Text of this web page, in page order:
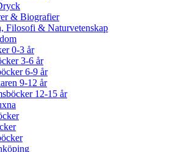
& Biografier
Filosofi & Naturvetenskap
0-3 år
3-6 år
6-9 år
9-12 år
12-15 år